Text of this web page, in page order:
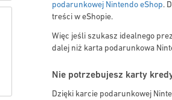
podarunkowej Nintendo eShop.
treści w eShopie.
Więc jeśli szukasz idealnego
dalej niż karta podarunkowa
Nie potrzebujesz karty
Dzięki karcie podarunkowej